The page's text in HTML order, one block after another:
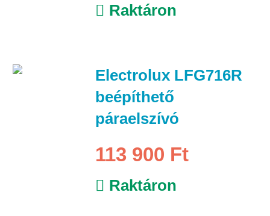
Raktáron
Electrolux LFG716R
beépíthető
páraelszívó
113 900 Ft
Raktáron